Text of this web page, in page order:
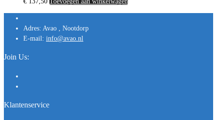
Adres: Avao , Nootdorp
E-mail: info@avao.nl
Join Us:
Klantenservice